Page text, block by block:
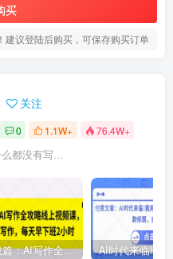
买
建议登陆后购买，可保存购买订单
关注
0 1.1W+ 76.4W+
都没有写...
七步成篇：AI写作全攻略线上视频课，用ai搞定写作，每天早下班2小时